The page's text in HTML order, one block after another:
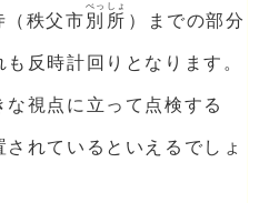
（秩父市 別所
べっしょ
）までの部分
反時計回りとなります。
視点に立って点検する
れているといえるでしょ